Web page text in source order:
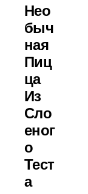
Нео
Быч
Ная
Пиц
Ца
Из
Сло
Еног
О
Тест
А